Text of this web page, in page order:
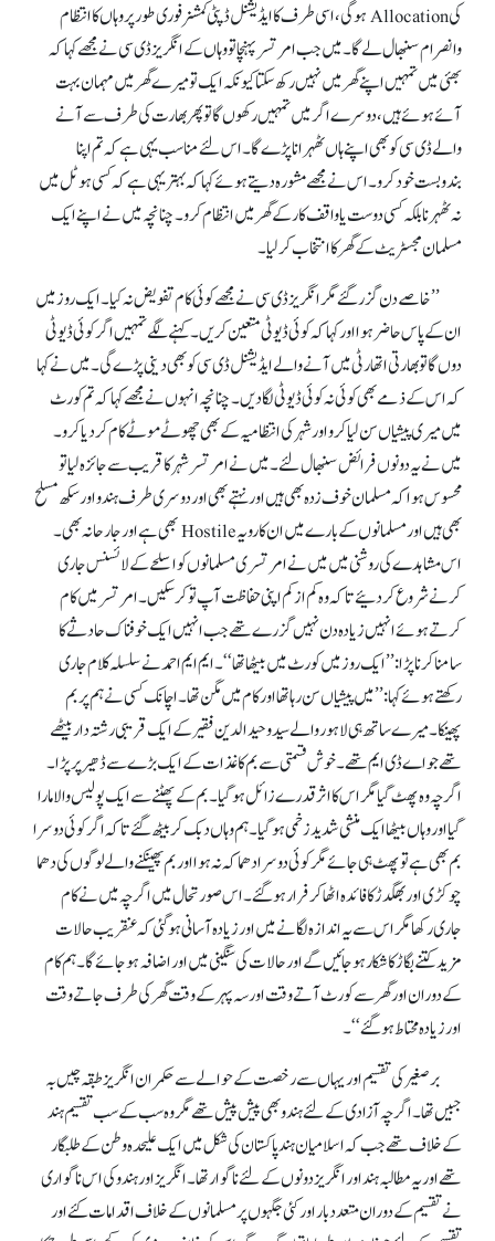
کی Allocation ہوگی، اسی طرف کا ایڈیشنل ڈپٹی کمشنر فوری طور پر وہاں کا انتظام
وانصرام سنبھال لے گا۔ میں جب امرتسر پہنچا تو وہاں کے انگریز ڈی سی نے مجھے کہا کہ
بھئی میں تمہیں اپنے گھر میں نہیں رکھ سکتا کیونکہ ایک تو میرے گھر میں مہمان بہت
آئے ہوئے ہیں، دوسرے اگر میں تمہیں رکھو ں گا تو پھر بھارت کی طرف سے آنے
والے ڈی سی کو بھی اپنے ہاں ٹھہرانا پڑے گا۔ اس لئے مناسب یہی ہے کہ تم اپنا
بندوبست خود کرو۔ اس نے مجھے مشورہ دیتے ہوئے کہا کہ بہتر یہی ہے کہ کسی ہوٹل میں
نہ ٹھہرنا بلکہ کسی دوست یا واقف کار کے گھر میں انتظام کرو۔ چنانچہ میں نے اپنے ایک
مسلمان مجسٹریٹ کے گھر کا انتخاب کرلیا۔
’’خاصے دن گزر گئے مگر انگریز ڈی سی نے مجھے کوئی کام تفویض نہ کیا۔ ایک روز میں
ان کے پاس حاضر ہوا اور کہا کہ کوئی ڈیوٹی متعین کریں۔ کہنے لگے تمہیں اگر کوئی ڈیوٹی
دوں گا تو بھارتی اتھارٹی میں آنے والے ایڈیشنل ڈی سی کو بھی دینی پڑے گی۔ میں نے کہا
کہ اس کے ذمے بھی کوئی نہ کوئی ڈیوٹی لگا دیں۔ چنانچہ انہوں نے مجھے کہا کہ تم کورٹ
میں میری پیشیاں سن لیا کرو اور شہر کی انتظامیہ کے بھی چھوٹے موٹے کام کر دیا کرو۔
میں نے یہ دونوں فرائض سنبھال لئے۔ میں نے امرتسر شہر کا قریب سے جائزہ لیا تو
محسوس ہوا کہ مسلمان خوف زدہ بھی ہیں اور نہتے بھی اور دوسری طرف ہندو اور سکھ مسلح
بھی ہیں اور مسلمانوں کے بارے میں ان کا رویہ Hostile بھی ہے اور جارحانہ بھی۔
اس مشاہدے کی روشنی میں میں نے امرتسری مسلمانوں کو اسلحے کے لائسنس جاری
کرنے شروع کر دئیے تا کہ وہ کم از کم اپنی حفاظت آپ تو کر سکیں۔ امرتسر میں کام
کرتے ہوئے انہیں زیادہ دن نہیں گزرے تھے جب انہیں ایک خوفناک حادثے کا
سامنا کرنا پڑا: ’’ایک روز میں کورٹ میں بیٹھا تھا‘‘۔ ایم ایم احمدنے سلسلہ کلام جاری
رکھتے ہوئے کہا: ’’میں پیشیاں سن رہا تھا اور کام میں مگن تھا۔ اچانک کسی نے ہم پر بم
پھینکا۔ میرے ساتھ ہی لاہور والے سید وحیدالدین فقیر کے ایک قریبی رشتہ دار بیٹھے
تھے جو اے ڈی ایم تھے۔ خوش قسمتی سے بم کاغذات کے ایک بڑے سے ڈھیر پر پڑا۔
اگرچہ وہ پھٹ گیا مگر اس کا اثر قدرے زائل ہو گیا۔ بم کے پھٹنے سے ایک پولیس والا مارا
گیا اور وہاں بیٹھا ایک منشی شدید زخمی ہو گیا۔ ہم وہاں دبک کر بیٹھ گئے تا کہ اگر کوئی دوسرا
بم بھی ہے تو پھٹ ہی جائے مگر کوئی دوسرا دھماکہ نہ ہو ااور بم پھینکنے والے لوگوں کی دھما
چوکڑی اور بھگدڑ کا فائدہ اٹھا کرفرار ہو گئے۔ ا س صورتحال میں اگرچہ میں نے کام
جاری رکھا مگر اس سے یہ اندازہ لگانے میں اور زیادہ آسانی ہو گئی کہ عنقریب حالات
مزید کتنے بگاڑ کا شکار ہو جائیں گے اور حالات کی سنگینی میں اور اضافہ ہو جائے گا۔ ہم کام
کے دوران اور گھر سے کورٹ آتے وقت اور سہ پہر کے وقت گھر کی طرف جاتے وقت
اور زیادہ محتاط ہو گئے‘‘۔
برصغیر کی تقسیم اور یہاں سے رخصت کے حوالے سے حکمران انگریز طبقہ چیں بہ
جبیں تھا۔ ا گرچہ آزادی کے لئے ہندو بھی پیش پیش تھے مگر وہ سب کے سب تقسیم ہند
کے خلاف تھے جب کہ اسلامیان ہند پاکستان کی شکل میں ایک علیحدہ وطن کے طلبگار
تھے اور یہ مطالبہ ہند اور انگریزدونوں کے لئے ناگوار تھا۔ انگریز اور ہندو کی اس ناگواری
نے تقسیم کے دوران متعدد بار اور کئی جگہوں پرمسلمانوں کے خلاف اقدامات کئے اور